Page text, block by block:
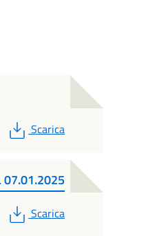
PDF
Scarica
07.01.2025
PDF
Scarica